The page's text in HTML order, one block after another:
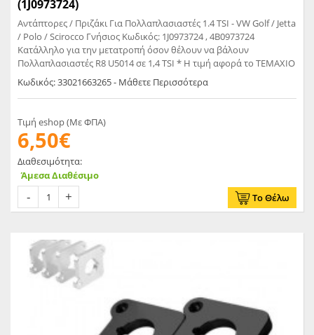
(1J0973724)
Αντάπτορες / Πριζάκι Για Πολλαπλασιαστές 1.4 TSI - VW Golf / Jetta
/ Polo / Scirocco Γνήσιος Κωδικός: 1J0973724 , 4B0973724
Κατάλληλο για την μετατροπή όσον θέλουν να βάλουν
Πολλαπλασιαστές R8 U5014 σε 1,4 TSI * Η τιμή αφορά το ΤΕΜΑΧΙΟ
Κωδικός: 33021663265 - Μάθετε Περισσότερα
Τιμή eshop (Με ΦΠΑ)
6,50€
Διαθεσιμότητα:
Άμεσα Διαθέσιμο
Το Θέλω